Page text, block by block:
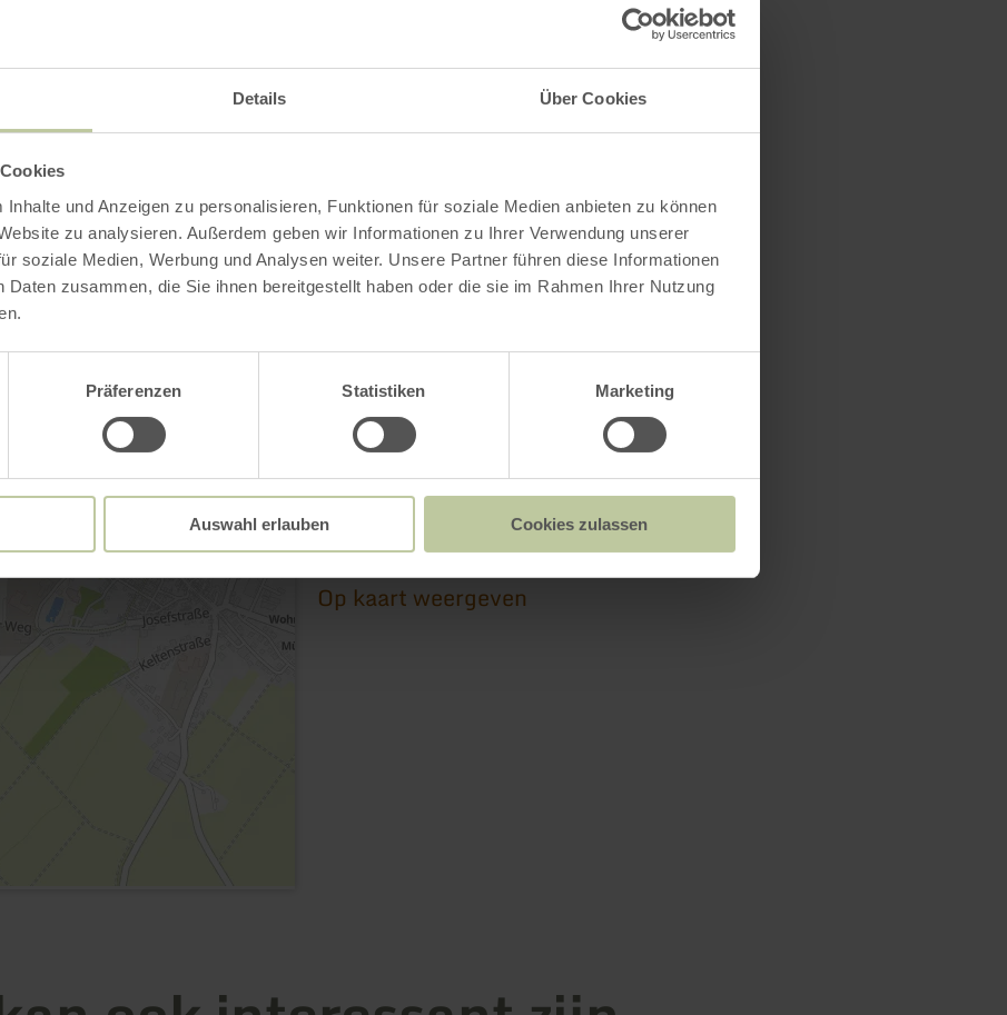
Details Über Cookies
und Anzeigen zu personalisieren, Funktionen für soziale Medien anbieten zu können
zu analysieren. Außerdem geben wir Informationen zu Ihrer Verwendung unserer
soziale Medien, Werbung und Analysen weiter. Unsere Partner führen diese Informationen
Daten zusammen, die Sie ihnen bereitgestellt haben oder die sie im Rahmen Ihrer Nutzung
Präferenzen Statistiken Marketing
Auswahl erlauben Cookies zulassen
Contact
Port Haus
Heilig-Geist-Spital-Gasse 3/4
56294 Münstermaifeld
Aankomst plannen
Op kaart weergeven